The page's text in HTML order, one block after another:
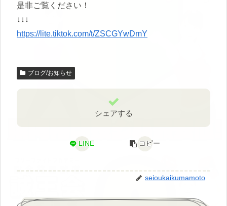
是非ご覧ください！
↓↓↓
https://lite.tiktok.com/t/ZSCGYwDmY
ブログ/お知らせ
シェアする
LINE コピー
seioukaikumamoto